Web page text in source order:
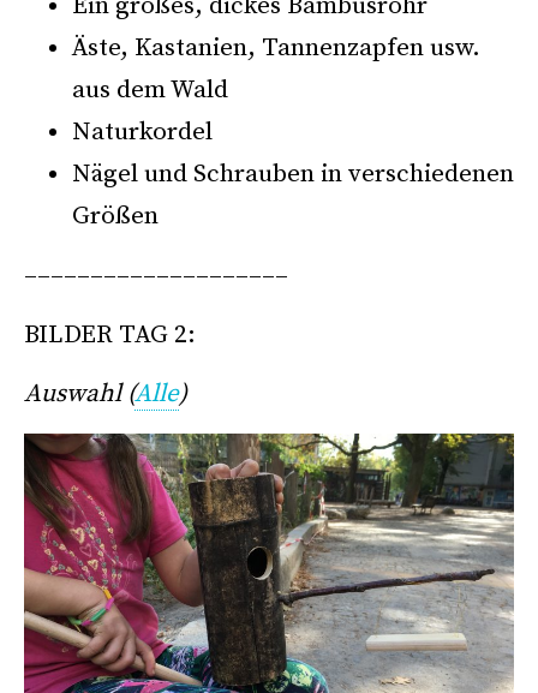
Ein großes, dickes Bambusrohr
Äste, Kastanien, Tannenzapfen usw.
aus dem Wald
Naturkordel
Nägel und Schrauben in verschiedenen
Größen
––––––––––––––––––––
BILDER TAG 2:
Auswahl (Alle)